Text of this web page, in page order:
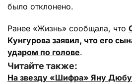
было отклонено.
Ранее «Жизнь» сообщала, что
Кунгурова заявил, что его
ударом по голове.
Читайте также:
На звезду «Шифра» Яну